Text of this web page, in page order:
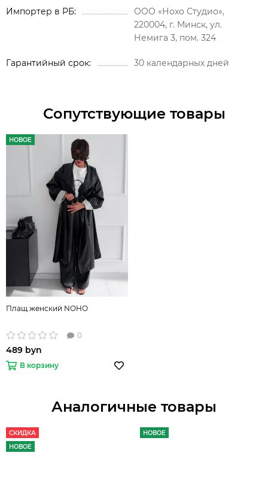
Импортер в РБ
ООО «Нохо Студио»,
220004, г. Минск, ул.
Немига 3, пом. 324
Гарантийный срок 30 календарных дней
Сопутствующие товары
НОВОЕ
Плащ женский NOHO
0
489 byn
В корзину
Аналогичные товары
СКИДКА
НОВОЕ
НОВОЕ